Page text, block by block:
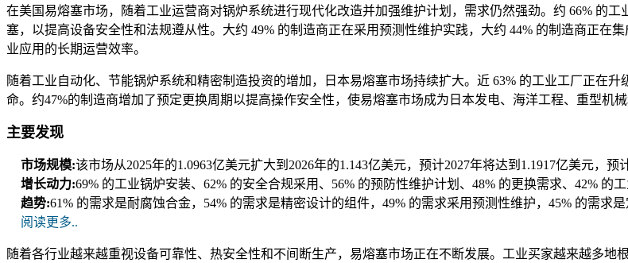
在美国易熔塞市场，随着工业运营商对锅炉系统进行现代化改造并加强维护计划，需求仍然强劲。约 66% 的
塞，以提高设备安全性和法规遵从性。大约 49% 的制造商正在采用预测性维护实践，大约 44% 的制造商正在
业应用的长期运营效率。
随着工业自动化、节能锅炉系统和精密制造投资的增加，日本易熔塞市场持续扩大。近 63% 的工业工厂正在
命。约47%的制造商增加了预定更换周期以提高操作安全性，使易熔塞市场成为日本发电、海洋工程、重型机
主要发现
市场规模:该市场从2025年的1.0963亿美元扩大到2026年的1.143亿美元，预计2027年将达到1.1917亿美元，预
增长动力:69% 的工业锅炉安装、62% 的安全合规采用、56% 的预防性维护计划、48% 的更换需求、42% 的工
趋势:61% 的需求是耐腐蚀合金，54% 的需求是精密设计的组件，49% 的需求采用预测性维护，45% 的需求
阅读更多..
随着各行业越来越重视设备可靠性、热安全性和不间断生产，易熔塞市场正在不断发展。工业买家越来越多